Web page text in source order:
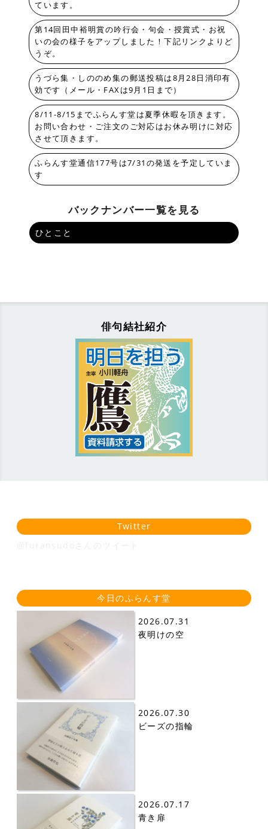
ています。
第14回田中裕明賞の吟行会・句会・授賞式・お祝
いの会の様子をアップしました！下記リンクよりど
うぞ。
うづら集・しののめ集の郵送投稿は8月28日消印有
効です（メール・FAXは9月1日まで）
8/11-8/15までふらんす堂は夏季休暇を頂きます。
お問い合わせ・ご注文のご対応はお休み明けに対応
させて頂きます。
ふらんす堂通信177号は7/31の発送を予定していま
す
バックナンバー一覧を見る
ひとこと
俳句結社紹介
Twitter
今日のふらんす堂
2026.07.31
夜明けの空
2026.07.30
ビーズの指輪
2026.07.17
青き扉